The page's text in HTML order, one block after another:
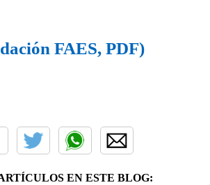
FAES, PDF)
EN ESTE BLOG: